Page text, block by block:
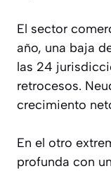
El sector
año, una baja
las 24
retrocesos.
crecimiento
En el otro
profunda con